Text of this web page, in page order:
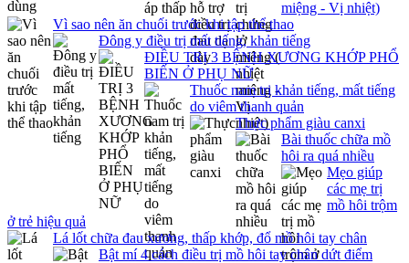
miệng - Vị nhiệt)
Vì sao nên ăn chuối trước khi tập thể thao
Đông y điều trị mất tiếng, khản tiếng
ĐIỀU TRỊ 3 BỆNH XƯƠNG KHỚP PHỔ
BIẾN Ở PHỤ NỮ
Thuốc nam trị khản tiếng, mất tiếng
do viêm thanh quản
Thực phẩm giàu canxi
Bài thuốc chữa mồ
hôi ra quá nhiều
Mẹo giúp
các mẹ trị
mồ hôi trộm
ở trẻ hiệu quả
Lá lốt chữa đau xương, thấp khớp, đổ mồ hôi tay chân
Bật mí 4 cách điều trị mồ hôi tay chân dứt điểm